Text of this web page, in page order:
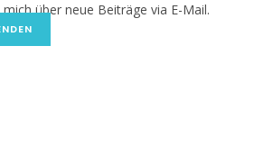
über neue Beiträge via E-Mail.